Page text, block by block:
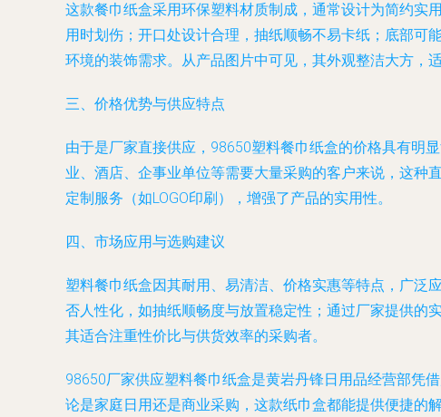
这款餐巾纸盒采用环保塑料材质制成，通常设计为简约实
用时划伤；开口处设计合理，抽纸顺畅不易卡纸；底部可
环境的装饰需求。从产品图片中可见，其外观整洁大方，
三、价格优势与供应特点
由于是厂家直接供应，98650塑料餐巾纸盒的价格具有明
业、酒店、企事业单位等需要大量采购的客户来说，这种
定制服务（如LOGO印刷），增强了产品的实用性。
四、市场应用与选购建议
塑料餐巾纸盒因其耐用、易清洁、价格实惠等特点，广泛
否人性化，如抽纸顺畅度与放置稳定性；通过厂家提供的
其适合注重性价比与供货效率的采购者。
98650厂家供应塑料餐巾纸盒是黄岩丹锋日用品经营部凭
论是家庭日用还是商业采购，这款纸巾盒都能提供便捷的